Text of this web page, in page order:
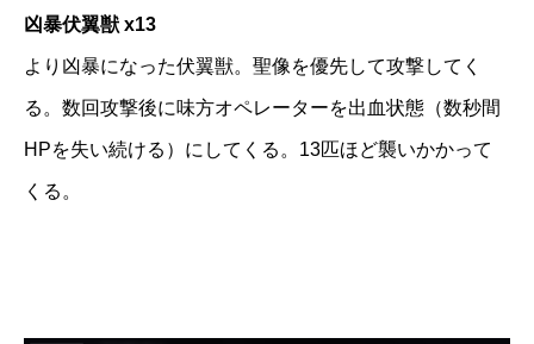
凶暴伏翼獣 x13
より凶暴になった伏翼獣。聖像を優先して攻撃してく
る。数回攻撃後に味方オペレーターを出血状態（数秒間
HPを失い続ける）にしてくる。13匹ほど襲いかかって
くる。